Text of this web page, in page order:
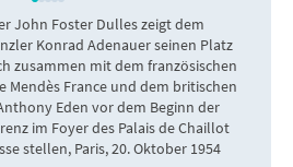
John Foster Dulles zeigt dem
Konrad Adenauer seinen Platz
zusammen mit dem französischen
Mendès France und dem britischen
Eden vor dem Beginn der
im Foyer des Palais de Chaillot
stellen, Paris, 20. Oktober 1954